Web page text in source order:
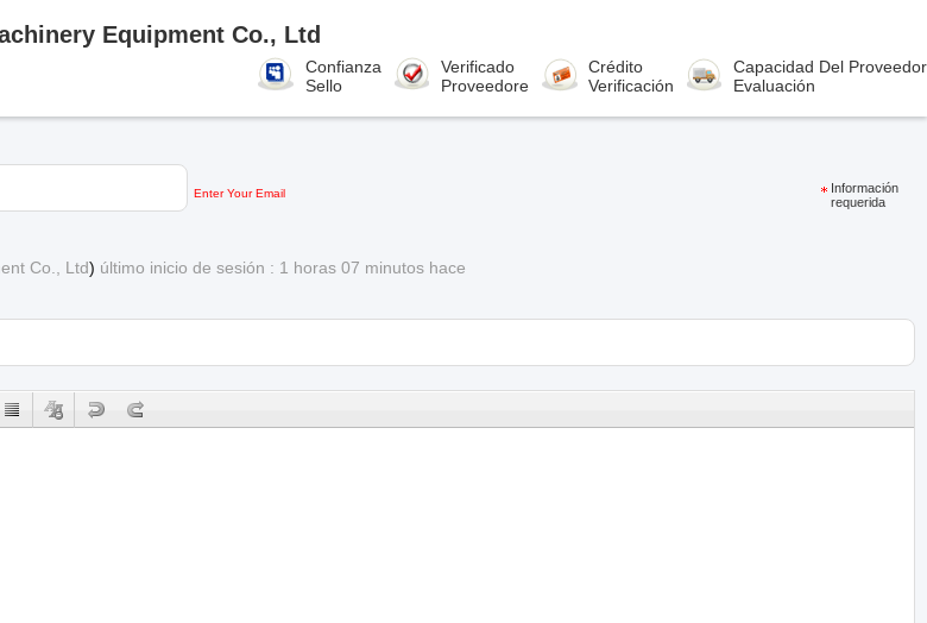
Equipment Co., Ltd
Confianza
Sello
Verificado
Proveedore
Crédito
Verificación
Capacidad Del Proveedor
Evaluación
Enter Your Email
Información
requerida
Co., Ltd) último inicio de sesión : 1 horas 07 minutos hace